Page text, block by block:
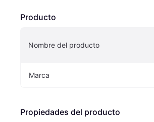
Producto
Nombre del producto
Marca
Propiedades del producto